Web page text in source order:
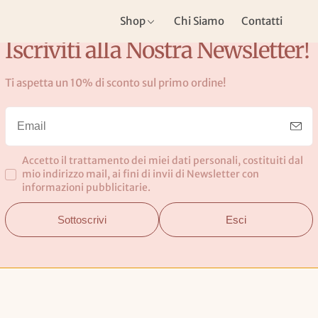
Shop Chi Siamo Contatti
Shop
Iscriviti alla Nostra Newsletter!
Ti aspetta un 10% di sconto sul primo ordine!
Accetto il trattamento dei miei dati personali, costituiti dal
mio indirizzo mail, ai fini di invii di Newsletter con
informazioni pubblicitarie.
Sottoscrivi Esci